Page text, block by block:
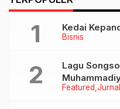
Bisnis
Kedai
Featured
Lagu